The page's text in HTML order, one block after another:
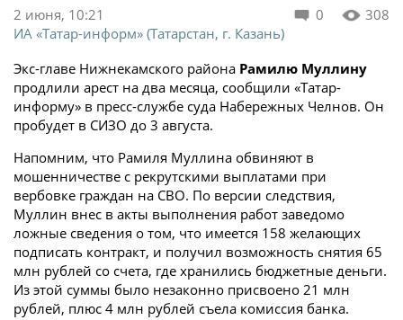
0 308
2 июня, 10:21
ИА «Татар-информ» (Татарстан, г. Казань)
‎Экс-главе Нижнекамского района Рамилю Муллину
продлили арест на два месяца, сообщили «Татар-
информу» в пресс-службе суда Набережных Челнов. Он
пробудет в СИЗО до 3 августа.
Напомним, что Рамиля Муллина обвиняют в
мошенничестве с рекрутскими выплатами при
вербовке граждан на СВО. По версии следствия,
Муллин внес в акты выполнения работ заведомо
ложные сведения о том, что имеется 158 желающих
подписать контракт, и получил возможность снятия 65
млн рублей со счета, где хранились бюджетные деньги.
Из этой суммы было незаконно присвоено 21 млн
рублей, плюс 4 млн рублей съела комиссия банка.